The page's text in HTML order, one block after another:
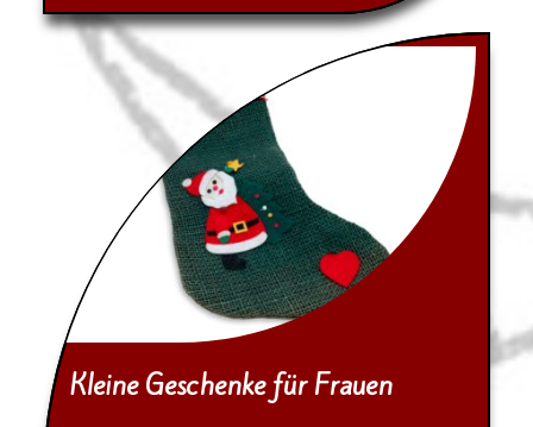
Kleine Geschenke für Frauen